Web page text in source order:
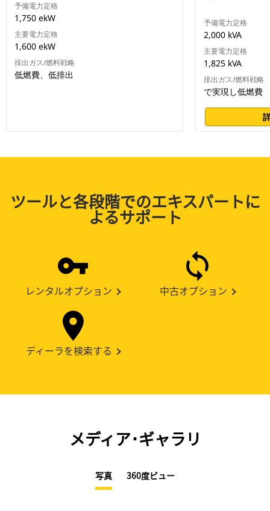
予備電力定格
1,750 ekW
主要電力定格
1,600 ekW
排出ガス/燃料戦略
低燃費、低排出
予備電力定格
2,000 kVA
主要電力定格
1,825 kVA
排出ガス/燃料戦略
で実現し低燃費
ツールと各段階でのエキスパートに
よるサポート
レンタルオプション 中古オプション
ディーラを検索する
メディア･ギャラリ
写真 360度ビュー